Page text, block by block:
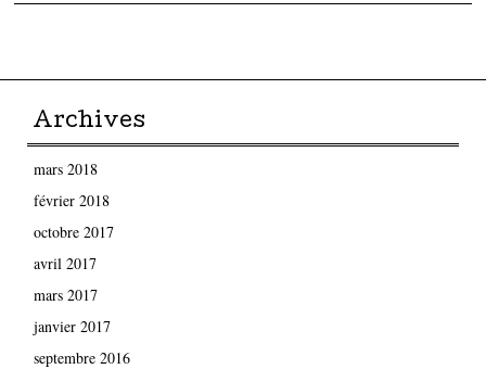
Archives
mars 2018
février 2018
octobre 2017
avril 2017
mars 2017
janvier 2017
septembre 2016